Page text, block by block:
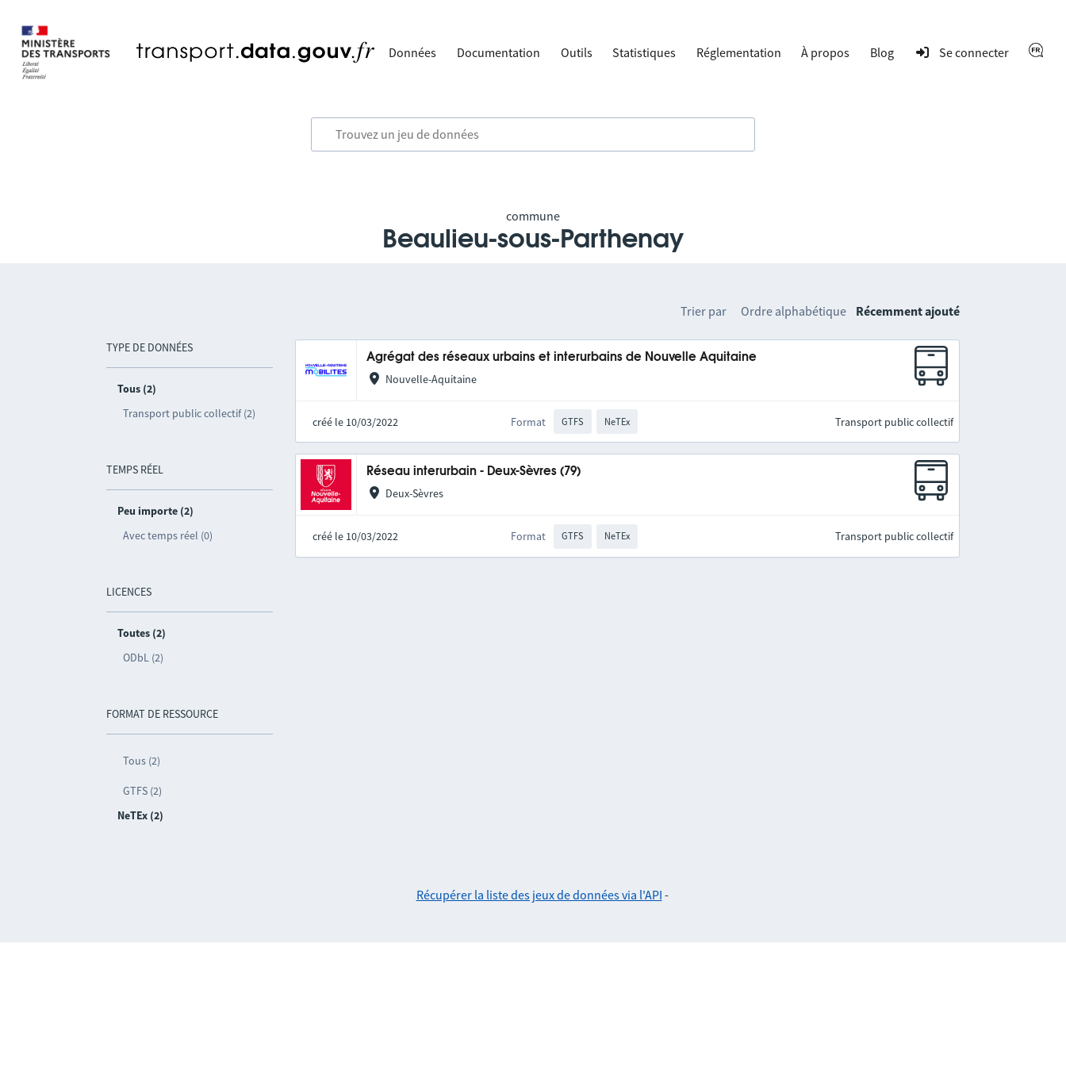
Données Documentation Outils Statistiques Réglementation À propos Blog Se connecter
commune
Beaulieu-sous-Parthenay
TYPE DE DONNÉES
Tous (2)
Transport public collectif (2)
TEMPS RÉEL
Peu importe (2)
Avec temps réel (0)
LICENCES
Toutes (2)
ODbL (2)
FORMAT DE RESSOURCE
Tous (2)
GTFS (2)
NeTEx (2)
Trier par Ordre alphabétique Récemment ajouté
Agrégat des réseaux urbains et interurbains de Nouvelle Aquitaine
Nouvelle-Aquitaine
créé le 10/03/2022 Format GTFS NeTEx Transport public collectif
Réseau interurbain - Deux-Sèvres (79)
Deux-Sèvres
créé le 10/03/2022 Format GTFS NeTEx Transport public collectif
Récupérer la liste des jeux de données via l'API -